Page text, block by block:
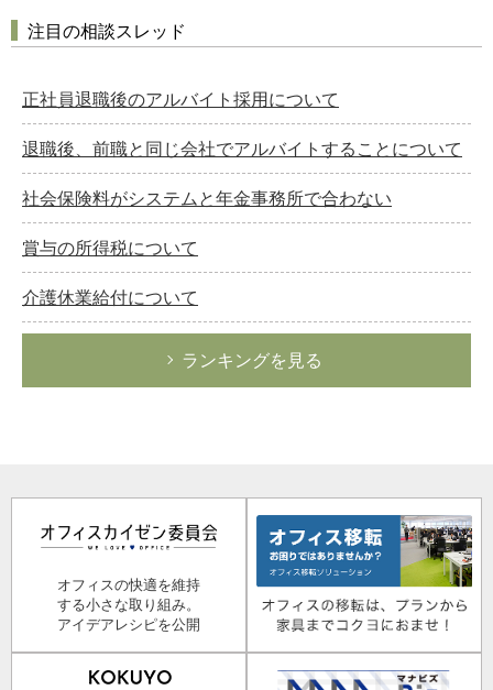
注目の相談スレッド
正社員退職後のアルバイト採用について
退職後、前職と同じ会社でアルバイトすることについて
社会保険料がシステムと年金事務所で合わない
賞与の所得税について
介護休業給付について
ランキングを見る
オフィスの快適を維持
する小さな取り組み。
アイデアレシピを公開